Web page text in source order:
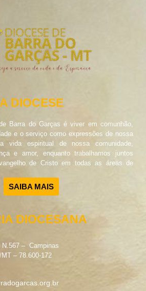
A DIOCESE
Barra do Garças é viver em comunhão,
e o serviço como expressões de nossa
vida espiritual de nossa comunidade,
e amor, enquanto trabalhamos juntos
de Cristo em todas as áreas de
SAIBA MAIS
DIOCESANA
N.567 – Campinas
– 78.600-172